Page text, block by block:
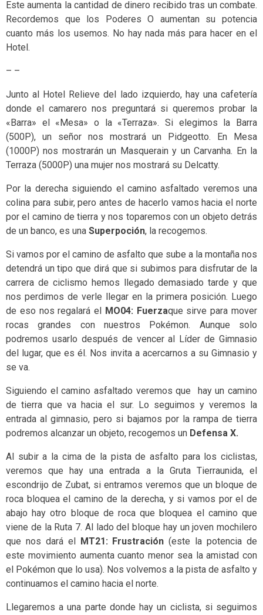
Este aumenta la cantidad de dinero recibido tras un combate.
Recordemos que los Poderes O aumentan su potencia
cuanto más los usemos. No hay nada más para hacer en el
Hotel.
– –
Junto al Hotel Relieve del lado izquierdo, hay una cafetería
donde el camarero nos preguntará si queremos probar la
«Barra» el «Mesa» o la «Terraza». Si elegimos la Barra
(500P), un señor nos mostrará un Pidgeotto. En Mesa
(1000P) nos mostrarán un Masquerain y un Carvanha. En la
Terraza (5000P) una mujer nos mostrará su Delcatty.
Por la derecha siguiendo el camino asfaltado veremos una
colina para subir, pero antes de hacerlo vamos hacia el norte
por el camino de tierra y nos toparemos con un objeto detrás
de un banco, es una Superpoción, la recogemos.
Si vamos por el camino de asfalto que sube a la montaña nos
detendrá un tipo que dirá que si subimos para disfrutar de la
carrera de ciclismo hemos llegado demasiado tarde y que
nos perdimos de verle llegar en la primera posición. Luego
de eso nos regalará el MO04: Fuerzaque sirve para mover
rocas grandes con nuestros Pokémon. Aunque solo
podremos usarlo después de vencer al Líder de Gimnasio
del lugar, que es él. Nos invita a acercarnos a su Gimnasio y
se va.
Siguiendo el camino asfaltado veremos que hay un camino
de tierra que va hacia el sur. Lo seguimos y veremos la
entrada al gimnasio, pero si bajamos por la rampa de tierra
podremos alcanzar un objeto, recogemos un Defensa X.
Al subir a la cima de la pista de asfalto para los ciclistas,
veremos que hay una entrada a la Gruta Tierraunida, el
escondrijo de Zubat, si entramos veremos que un bloque de
roca bloquea el camino de la derecha, y si vamos por el de
abajo hay otro bloque de roca que bloquea el camino que
viene de la Ruta 7. Al lado del bloque hay un joven mochilero
que nos dará el MT21: Frustración(este la potencia de
este movimiento aumenta cuanto menor sea la amistad con
el Pokémon que lo usa). Nos volvemos a la pista de asfalto y
continuamos el camino hacia el norte.
Llegaremos a una parte donde hay un ciclista, si seguimos